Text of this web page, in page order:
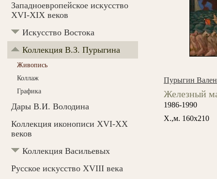
Западноевропейское искусство
XVI-XIX веков
Искусство Востока
Коллекция В.З. Пурыгина
Живопись
Коллаж
Графика
Дары В.И. Володина
Коллекция иконописи XVI-XX
веков
Коллекция Васильевых
Русское искусство XVIII века
Пурыгин
Железный
1986-1990
Х.,м. 160х210